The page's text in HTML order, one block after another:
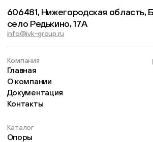
606481, Нижегородская область,
село Редькино, 17А
info@ivk-group.ru
Компания
Главная
О компании
Документация
Контакты
Каталог
Опоры